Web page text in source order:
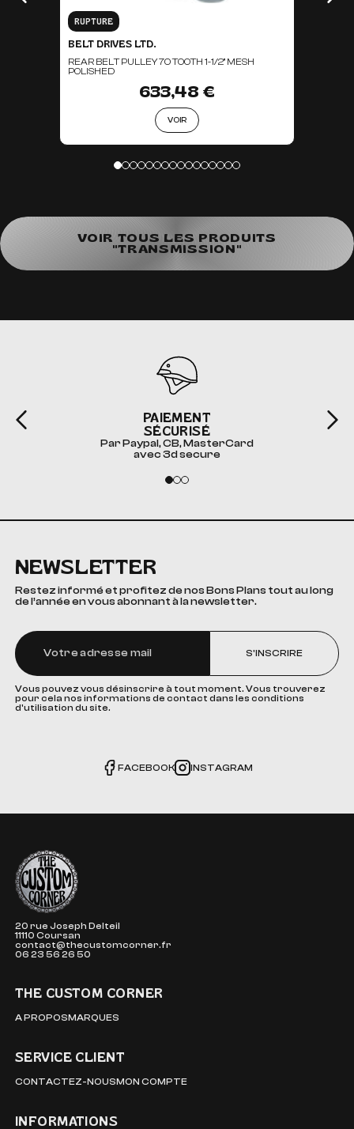
RUPTURE
BELT DRIVES LTD.
REAR BELT PULLEY 70 TOOTH 1-1/2'' MESH
POLISHED
633,48 €
VOIR
VOIR TOUS LES PRODUITS
"TRANSMISSION"
PAIEMENT
SÉCURISÉ
Par Paypal, CB, MasterCard
avec 3d secure
NEWSLETTER
Restez informé et profitez de nos Bons Plans tout au long
de l’année en vous abonnant à la newsletter.
S'INSCRIRE
Vous pouvez vous désinscrire à tout moment. Vous trouverez
pour cela nos informations de contact dans les conditions
d'utilisation du site.
FACEBOOK INSTAGRAM
The Custom Corner
20 rue Joseph Delteil
11110 Coursan
contact@thecustomcorner.fr
06 23 56 26 50
THE CUSTOM CORNER
A PROPOSMARQUES
SERVICE CLIENT
CONTACTEZ-NOUSMON COMPTE
INFORMATIONS